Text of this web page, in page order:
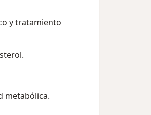
y tratamiento
metabólica.